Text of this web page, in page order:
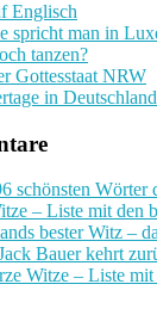
Englisch
spricht man in
tanzen?
Gottesstaat NRW
in
schönsten Wörter
– Liste mit den
bester Witz –
Bauer kehrt
Witze – Liste mit